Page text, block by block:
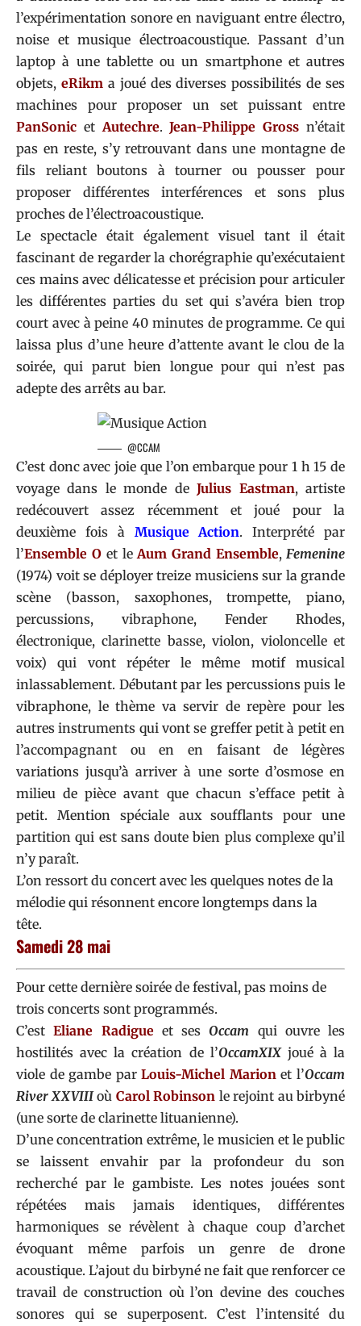
l’expérimentation sonore en naviguant entre électro,
noise et musique électroacoustique. Passant d’un
laptop à une tablette ou un smartphone et autres
objets, eRikm a joué des diverses possibilités de ses
machines pour proposer un set puissant entre
PanSonic etAutechre.Jean-Philippe Gross n’était
pas en reste, s’y retrouvant dans une montagne de
fils reliant boutons à tourner ou pousser pour
proposer différentes interférences et sons plus
proches de l’électroacoustique.
Le spectacle était également visuel tant il était
fascinant de regarder la chorégraphie qu’exécutaient
ces mains avec délicatesse et précision pour articuler
les différentes parties du set qui s’avéra bien trop
court avec à peine 40 minutes de programme. Ce qui
laissa plus d’une heure d’attente avant le clou de la
soirée, qui parut bien longue pour qui n’est pas
adepte des arrêts au bar.
@CCAM
C’est donc avec joie que l’on embarque pour 1 h 15 de
voyage dans le monde deJulius Eastman, artiste
redécouvert assez récemment et joué pour la
deuxième fois à Musique Action. Interprété par
l’Ensemble Oet leAum Grand Ensemble, Femenine
(1974) voit se déployer treize musiciens sur la grande
scène (basson, saxophones, trompette, piano,
percussions, vibraphone, Fender Rhodes,
électronique, clarinette basse, violon, violoncelle et
voix) qui vont répéter le même motif musical
inlassablement. Débutant par les percussions puis le
vibraphone, le thème va servir de repère pour les
autres instruments qui vont se greffer petit à petit en
l’accompagnant ou en en faisant de légères
variations jusqu’à arriver à une sorte d’osmose en
milieu de pièce avant que chacun s’efface petit à
petit. Mention spéciale aux soufflants pour une
partition qui est sans doute bien plus complexe qu’il
n’y paraît.
L’on ressort du concert avec les quelques notes de la
mélodie qui résonnent encore longtemps dans la
tête.
Samedi 28 mai
Pour cette dernière soirée de festival, pas moins de
trois concerts sont programmés.
C’est Eliane Radigue et sesOccam qui ouvre les
hostilités avec la création de l’OccamXIXjoué à la
viole de gambe parLouis-Michel Marion et l’Occam
River XXVIIIoù Carol Robinson le rejoint au birbyné
(une sorte de clarinette lituanienne).
D’une concentration extrême, le musicien et le public
se laissent envahir par la profondeur du son
recherché par le gambiste. Les notes jouées sont
répétées mais jamais identiques, différentes
harmoniques se révèlent à chaque coup d’archet
évoquant même parfois un genre de drone
acoustique. L’ajout du birbyné ne fait que renforcer ce
travail de construction où l’on devine des couches
sonores qui se superposent. C’est l’intensité du